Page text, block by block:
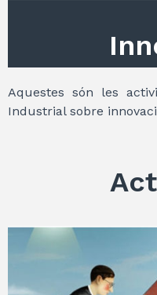
Aquestes són les
Industrial sobre